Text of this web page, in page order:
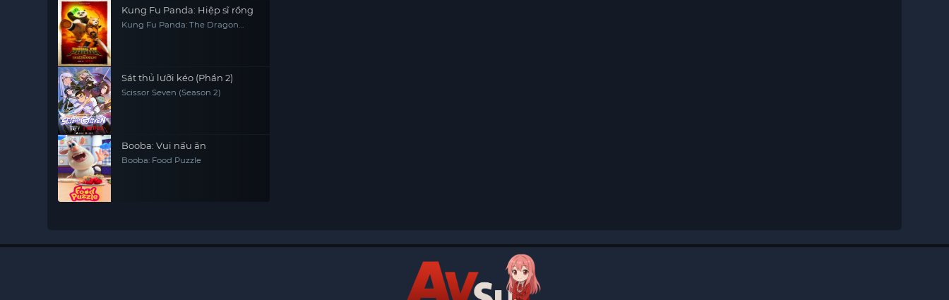
Kung Fu Panda: Hiệp sĩ rồng
Kung Fu Panda: The Dragon
Sát thủ lưỡi kéo (Phần 2)
Scissor Seven (Season 2)
Booba: Vui nấu ăn
Booba: Food Puzzle